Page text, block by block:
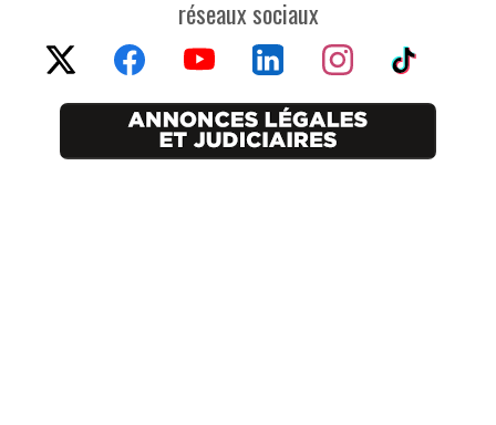
réseaux sociaux